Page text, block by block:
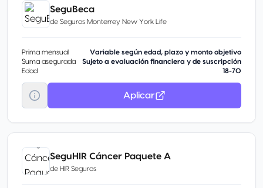
SeguBeca
de Seguros Monterrey New York Life
Prima mensual
Variable según edad, plazo y monto objetivo
Suma asegurada
Sujeto a evaluación financiera y de suscripción
Edad
18-70
Aplicar
SeguHIR Cáncer Paquete A
de HIR Seguros